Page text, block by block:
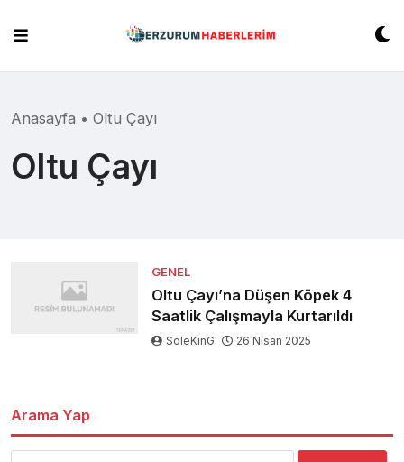
content
Anasayfa • Oltu Çayı
Oltu Çayı
GENEL
Oltu Çayı’na Düşen Köpek 4
Saatlik Çalışmayla Kurtarıldı
SoleKinG 26 Nisan 2025
Arama Yap